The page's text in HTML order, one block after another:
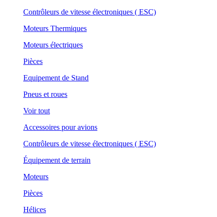
Contrôleurs de vitesse électroniques ( ESC)
Moteurs Thermiques
Moteurs électriques
Pièces
Equipement de Stand
Pneus et roues
Voir tout
Accessoires pour avions
Contrôleurs de vitesse électroniques ( ESC)
Équipement de terrain
Moteurs
Pièces
Hélices